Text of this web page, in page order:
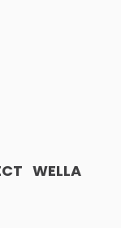
WELLA